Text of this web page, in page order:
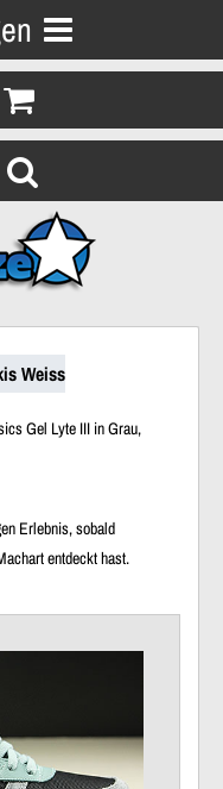
Weiss
Gel Lyte III in Grau,
Erlebnis, sobald
entdeckt hast.